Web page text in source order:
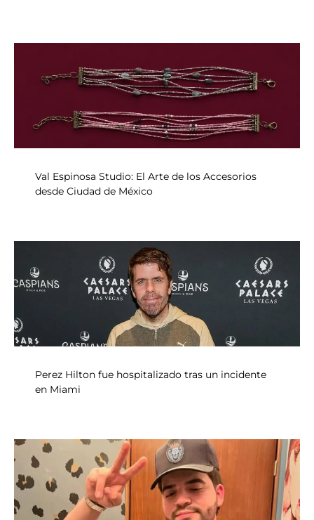
Val Espinosa Studio: El Arte de los Accesorios
desde Ciudad de México
Perez Hilton fue hospitalizado tras un incidente
en Miami